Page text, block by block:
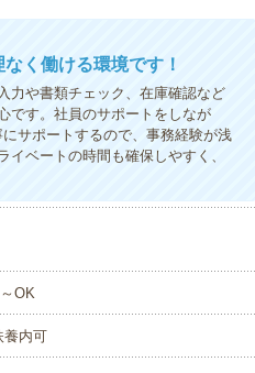
く働ける環境です！
力や書類チェック、在庫確認など
です。社員のサポートをしなが
サポートするので、事務経験が浅
ベートの時間も確保しやすく、
OK
養内可